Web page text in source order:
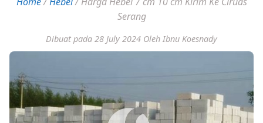
Serang
Dibuat pada 28 July 2024 Oleh Ibnu Koesnady